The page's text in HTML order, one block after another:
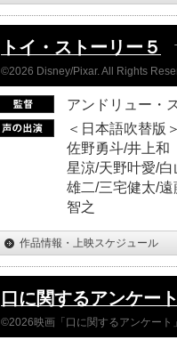
トイ・ストーリー５
©2026 Disney/Pixar. All Rights
アンドリュー・
＜日本語吹替版
佐野勇斗/井上和
星涼/天野叶愛/
雄二/三宅健太/
智之
作品情報・上映スケジュール
口に関するアンケー
©2026映画「口に関するアンケート